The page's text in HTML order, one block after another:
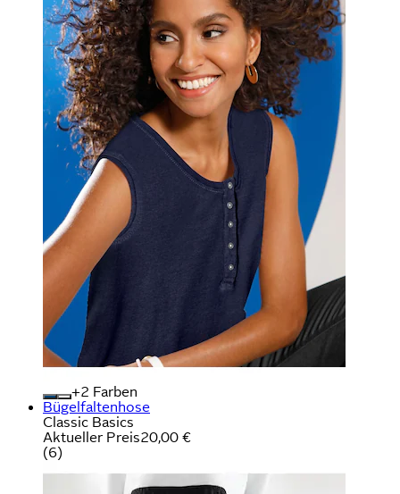
+
Farben
Bügelfaltenhose
Classic Basics
Aktueller Preis20,00 €
(6)